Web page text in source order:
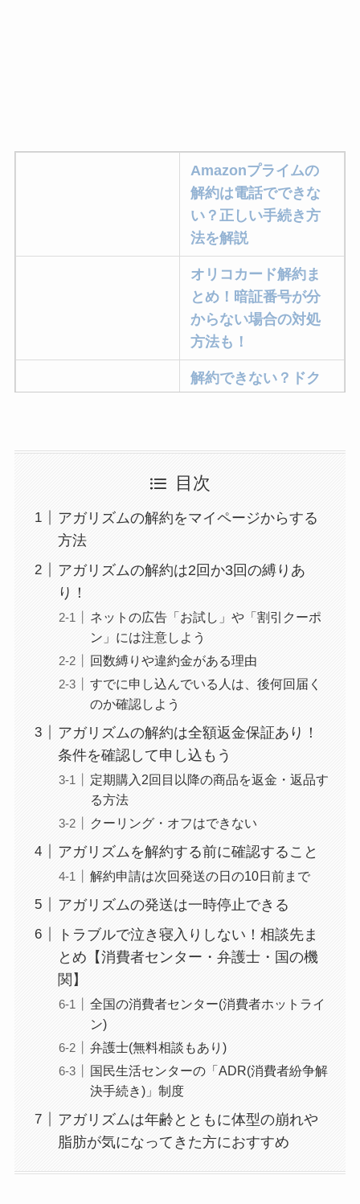
Amazonプライムの
解約は電話でできな
い？正しい手続き方
法を解説
オリコカード解約ま
とめ！暗証番号が分
からない場合の対処
方法も！
解約できない？ドク
解約方法まとめ！契
どうなる？
レミノの解約方法ま
ベストタイミングを
詳しく解説！
ユンス美容液の解約
まとめ！電話が繋が
なにわサプリ
Sivorune(シボルネ)
電話以外に手続きす
ニューZの解約まと
め！電話が繋がらな
解約できない？バロ
する方法を完全攻略
目次
アガリズムの解約をマイページからする
方法
アガリズムの解約は2回か3回の縛りあ
り！
ネットの広告「お試し」や「割引クーポ
ン」には注意しよう
回数縛りや違約金がある理由
すでに申し込んでいる人は、後何回届く
のか確認しよう
アガリズムの解約は全額返金保証あり！
条件を確認して申し込もう
定期購入2回目以降の商品を返金・返品す
る方法
クーリング・オフはできない
アガリズムを解約する前に確認すること
解約申請は次回発送の日の10日前まで
アガリズムの発送は一時停止できる
トラブルで泣き寝入りしない！相談先ま
とめ【消費者センター・弁護士・国の機
関】
全国の消費者センター(消費者ホットライ
ン)
弁護士(無料相談もあり)
国民生活センターの「ADR(消費者紛争解
決手続き)」制度
アガリズムは年齢とともに体型の崩れや
脂肪が気になってきた方におすすめ